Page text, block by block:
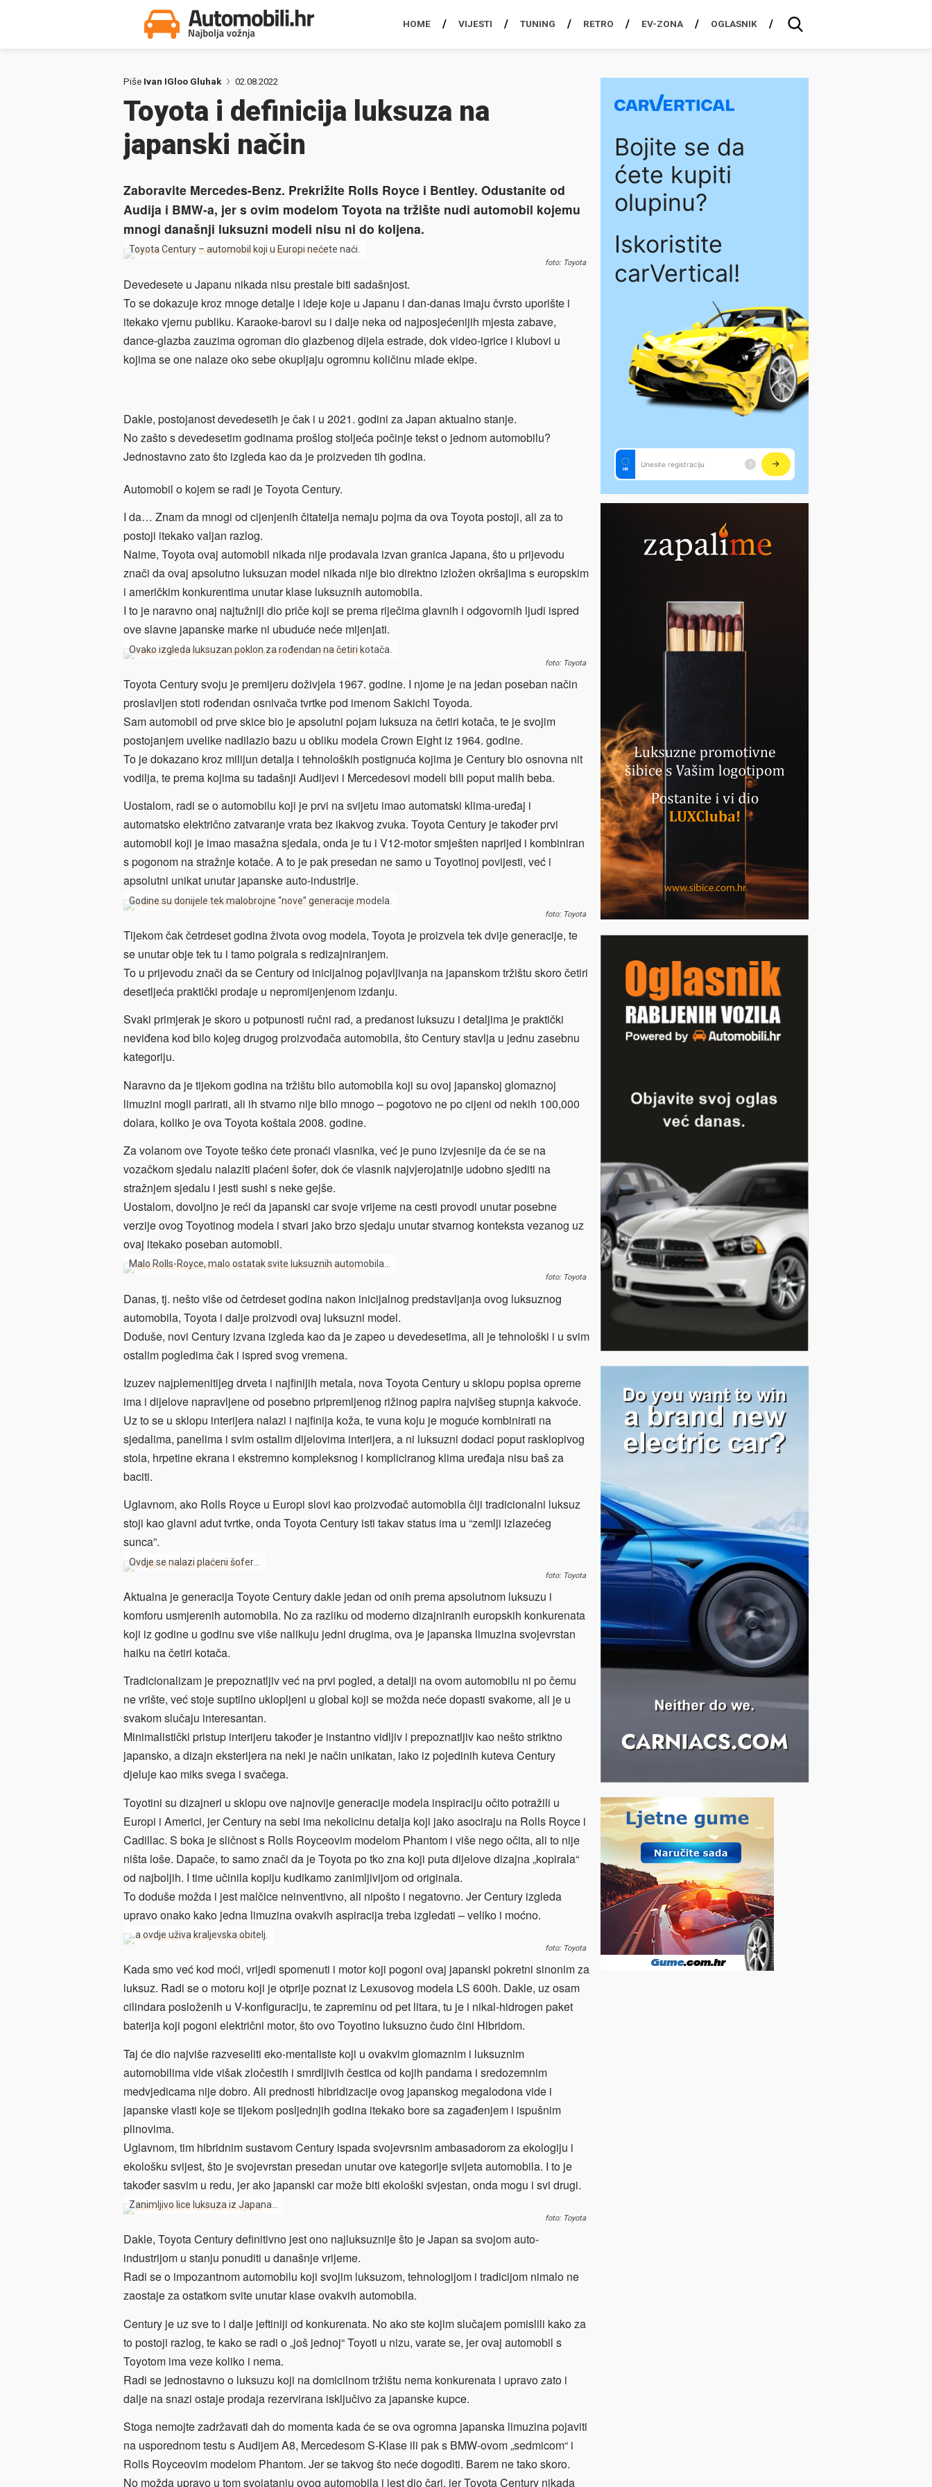
HOME VIJESTI TUNING RETRO EV-ZONA OGLASNIK
Piše Ivan IGloo Gluhak 02.08.2022
Toyota i definicija luksuza na
japanski način
Zaboravite Mercedes-Benz. Prekrižite Rolls Royce i Bentley. Odustanite od
Audija i BMW-a, jer s ovim modelom Toyota na tržište nudi automobil kojemu
mnogi današnji luksuzni modeli nisu ni do koljena.
Toyota Century – automobil koji u Europi nećete naći.
foto: Toyota
Devedesete u Japanu nikada nisu prestale biti sadašnjost.
To se dokazuje kroz mnoge detalje i ideje koje u Japanu i dan-danas imaju čvrsto uporište i
itekako vjernu publiku. Karaoke-barovi su i dalje neka od najposjećenijih mjesta zabave,
dance-glazba zauzima ogroman dio glazbenog dijela estrade, dok video-igrice i klubovi u
kojima se one nalaze oko sebe okupljaju ogromnu količinu mlade ekipe.
Dakle, postojanost devedesetih je čak i u 2021. godini za Japan aktualno stanje.
No zašto s devedesetim godinama prošlog stoljeća počinje tekst o jednom automobilu?
Jednostavno zato što izgleda kao da je proizveden tih godina.
Automobil o kojem se radi je Toyota Century.
I da… Znam da mnogi od cijenjenih čitatelja nemaju pojma da ova Toyota postoji, ali za to
postoji itekako valjan razlog.
Naime, Toyota ovaj automobil nikada nije prodavala izvan granica Japana, što u prijevodu
znači da ovaj apsolutno luksuzan model nikada nije bio direktno izložen okršajima s europskim
i američkim konkurentima unutar klase luksuznih automobila.
I to je naravno onaj najtužniji dio priče koji se prema riječima glavnih i odgovornih ljudi ispred
ove slavne japanske marke ni ubuduće neće mijenjati.
Ovako izgleda luksuzan poklon za rođendan na četiri kotača.
foto: Toyota
Toyota Century svoju je premijeru doživjela 1967. godine. I njome je na jedan poseban način
proslavljen stoti rođendan osnivača tvrtke pod imenom Sakichi Toyoda.
Sam automobil od prve skice bio je apsolutni pojam luksuza na četiri kotača, te je svojim
postojanjem uvelike nadilazio bazu u obliku modela Crown Eight iz 1964. godine.
To je dokazano kroz milijun detalja i tehnoloških postignuća kojima je Century bio osnovna nit
vodilja, te prema kojima su tadašnji Audijevi i Mercedesovi modeli bili poput malih beba.
Uostalom, radi se o automobilu koji je prvi na svijetu imao automatski klima-uređaj i
automatsko električno zatvaranje vrata bez ikakvog zvuka. Toyota Century je također prvi
automobil koji je imao masažna sjedala, onda je tu i V12-motor smješten naprijed i kombiniran
s pogonom na stražnje kotače. A to je pak presedan ne samo u Toyotinoj povijesti, već i
apsolutni unikat unutar japanske auto-industrije.
Godine su donijele tek malobrojne “nove” generacije modela.
foto: Toyota
Tijekom čak četrdeset godina života ovog modela, Toyota je proizvela tek dvije generacije, te
se unutar obje tek tu i tamo poigrala s redizajniranjem.
To u prijevodu znači da se Century od inicijalnog pojavljivanja na japanskom tržištu skoro četiri
desetljeća praktički prodaje u nepromijenjenom izdanju.
Svaki primjerak je skoro u potpunosti ručni rad, a predanost luksuzu i detaljima je praktički
neviđena kod bilo kojeg drugog proizvođača automobila, što Century stavlja u jednu zasebnu
kategoriju.
Naravno da je tijekom godina na tržištu bilo automobila koji su ovoj japanskoj glomaznoj
limuzini mogli parirati, ali ih stvarno nije bilo mnogo – pogotovo ne po cijeni od nekih 100,000
dolara, koliko je ova Toyota koštala 2008. godine.
Za volanom ove Toyote teško ćete pronaći vlasnika, već je puno izvjesnije da će se na
vozačkom sjedalu nalaziti plaćeni šofer, dok će vlasnik najvjerojatnije udobno sjediti na
stražnjem sjedalu i jesti sushi s neke gejše.
Uostalom, dovoljno je reći da japanski car svoje vrijeme na cesti provodi unutar posebne
verzije ovog Toyotinog modela i stvari jako brzo sjedaju unutar stvarnog konteksta vezanog uz
ovaj itekako poseban automobil.
Malo Rolls-Royce, malo ostatak svite luksuznih automobila…
foto: Toyota
Danas, tj. nešto više od četrdeset godina nakon inicijalnog predstavljanja ovog luksuznog
automobila, Toyota i dalje proizvodi ovaj luksuzni model.
Doduše, novi Century izvana izgleda kao da je zapeo u devedesetima, ali je tehnološki i u svim
ostalim pogledima čak i ispred svog vremena.
Izuzev najplemenitijeg drveta i najfinijih metala, nova Toyota Century u sklopu popisa opreme
ima i dijelove napravljene od posebno pripremljenog rižinog papira najvišeg stupnja kakvoće.
Uz to se u sklopu interijera nalazi i najfinija koža, te vuna koju je moguće kombinirati na
sjedalima, panelima i svim ostalim dijelovima interijera, a ni luksuzni dodaci poput rasklopivog
stola, hrpetine ekrana i ekstremno kompleksnog i kompliciranog klima uređaja nisu baš za
baciti.
Uglavnom, ako Rolls Royce u Europi slovi kao proizvođač automobila čiji tradicionalni luksuz
stoji kao glavni adut tvrtke, onda Toyota Century isti takav status ima u “zemlji izlazećeg
sunca”.
Ovdje se nalazi plaćeni šofer…
foto: Toyota
Aktualna je generacija Toyote Century dakle jedan od onih prema apsolutnom luksuzu i
komforu usmjerenih automobila. No za razliku od moderno dizajniranih europskih konkurenata
koji iz godine u godinu sve više nalikuju jedni drugima, ova je japanska limuzina svojevrstan
haiku na četiri kotača.
Tradicionalizam je prepoznatljiv već na prvi pogled, a detalji na ovom automobilu ni po čemu
ne vrište, već stoje suptilno uklopljeni u global koji se možda neće dopasti svakome, ali je u
svakom slučaju interesantan.
Minimalistički pristup interijeru također je instantno vidljiv i prepoznatljiv kao nešto striktno
japansko, a dizajn eksterijera na neki je način unikatan, iako iz pojedinih kuteva Century
djeluje kao miks svega i svačega.
Toyotini su dizajneri u sklopu ove najnovije generacije modela inspiraciju očito potražili u
Europi i Americi, jer Century na sebi ima nekolicinu detalja koji jako asociraju na Rolls Royce i
Cadillac. S boka je sličnost s Rolls Royceovim modelom Phantom i više nego očita, ali to nije
ništa loše. Dapače, to samo znači da je Toyota po tko zna koji puta dijelove dizajna „kopirala“
od najboljih. I time učinila kopiju kudikamo zanimljivijom od originala.
To doduše možda i jest malčice neinventivno, ali nipošto i negatovno. Jer Century izgleda
upravo onako kako jedna limuzina ovakvih aspiracija treba izgledati – veliko i moćno.
…a ovdje uživa kraljevska obitelj.
foto: Toyota
Kada smo već kod moći, vrijedi spomenuti i motor koji pogoni ovaj japanski pokretni sinonim za
luksuz. Radi se o motoru koji je otprije poznat iz Lexusovog modela LS 600h. Dakle, uz osam
cilindara posloženih u V-konfiguraciju, te zapreminu od pet litara, tu je i nikal-hidrogen paket
baterija koji pogoni električni motor, što ovo Toyotino luksuzno čudo čini Hibridom.
Taj će dio najviše razveseliti eko-mentaliste koji u ovakvim glomaznim i luksuznim
automobilima vide višak zločestih i smrdljivih čestica od kojih pandama i sredozemnim
medvjedicama nije dobro. Ali prednosti hibridizacije ovog japanskog megalodona vide i
japanske vlasti koje se tijekom posljednjih godina itekako bore sa zagađenjem i ispušnim
plinovima.
Uglavnom, tim hibridnim sustavom Century ispada svojevrsnim ambasadorom za ekologiju i
ekološku svijest, što je svojevrstan presedan unutar ove kategorije svijeta automobila. I to je
također sasvim u redu, jer ako japanski car može biti ekološki svjestan, onda mogu i svi drugi.
Zanimljivo lice luksuza iz Japana…
foto: Toyota
Dakle, Toyota Century definitivno jest ono najluksuznije što je Japan sa svojom auto-
industrijom u stanju ponuditi u današnje vrijeme.
Radi se o impozantnom automobilu koji svojim luksuzom, tehnologijom i tradicijom nimalo ne
zaostaje za ostatkom svite unutar klase ovakvih automobila.
Century je uz sve to i dalje jeftiniji od konkurenata. No ako ste kojim slučajem pomislili kako za
to postoji razlog, te kako se radi o „još jednoj“ Toyoti u nizu, varate se, jer ovaj automobil s
Toyotom ima veze koliko i nema.
Radi se jednostavno o luksuzu koji na domicilnom tržištu nema konkurenata i upravo zato i
dalje na snazi ostaje prodaja rezervirana isključivo za japanske kupce.
Stoga nemojte zadržavati dah do momenta kada će se ova ogromna japanska limuzina pojaviti
na usporednom testu s Audijem A8, Mercedesom S-Klase ili pak s BMW-ovom „sedmicom“ i
Rolls Royceovim modelom Phantom. Jer se takvog što neće dogoditi. Barem ne tako skoro.
No možda upravo u tom svojatanju ovog automobila i jest dio čari, jer Toyota Century nikada